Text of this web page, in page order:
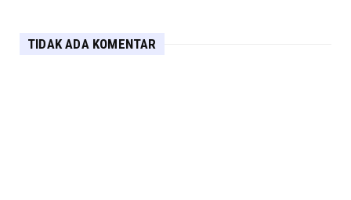
TIDAK ADA KOMENTAR